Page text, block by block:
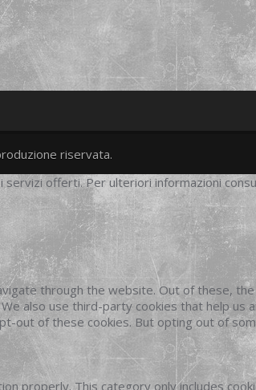
twittergoogleplus
facebook
riservata.
offerti. Per ulteriori informazioni
through the website. Out of these,
also use third-party cookies that help
out of these cookies. But opting out of
properly. This category only includes